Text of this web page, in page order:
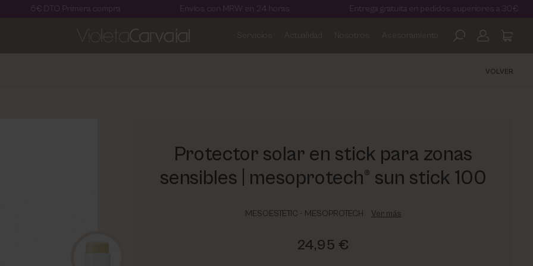
Primera compra Envíos con MRW en 24 horas Entrega gratuita en pedidos superiores a 30€
Servicios Actualidad Nosotros Asesoramiento
VOLVER
Protector solar en stick para zonas
sensibles | mesoprotech® sun stick 100
MESOESTETIC - MESOPROTECH Ver más
24,95 €